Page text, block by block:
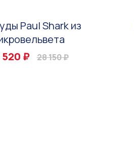
Paul Shark из
520 ₽
28 150 ₽